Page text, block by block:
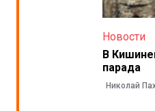
Новости
В
парада
Николай